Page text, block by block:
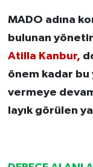
MADO adına
bulunan
Atilla Kanbur,
önem kadar bu
vermeye
layık görülen